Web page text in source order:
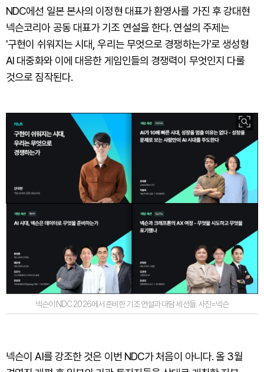
NDC에선 일본 본사의 이정현 대표가 환영사를 가진 후 강대현
넥슨코리아 공동 대표가 기조 연설을 한다. 연설의 주제는
'구현이 쉬워지는 시대, 우리는 무엇으로 경쟁하는가'로 생성형
AI 대중화와 이에 대응한 게임인들의 경쟁력이 무엇인지 다룰
것으로 짐작된다.
넥슨이 NDC 2026에서 준비한 기조 연설과 대담 세션들. 사진=넥슨
넥슨이 AI를 강조한 것은 이번 NDC가 처음이 아니다. 올 3월